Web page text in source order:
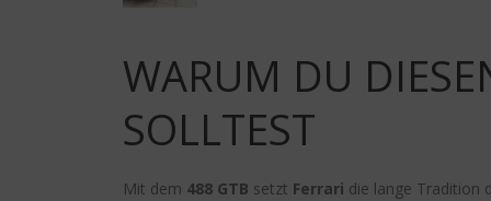
WARUM DU
SOLLTEST
Mit dem 488 GTB setzt Ferrari die lange Tradition